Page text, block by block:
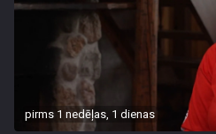
pirms 1 nedēļas, 1 dienas